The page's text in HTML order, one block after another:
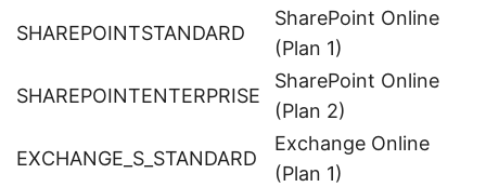
SHAREPOINTSTANDARD
SharePoint Online
(Plan 1)
SHAREPOINTENTERPRISE
SharePoint Online
(Plan 2)
EXCHANGE_S_STANDARD
Exchange Online
(Plan 1)